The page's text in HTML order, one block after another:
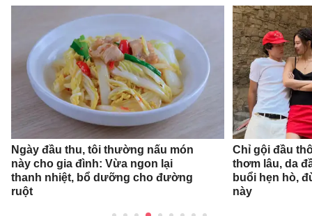
Ngày đầu thu, tôi thường nấu món
này cho gia đình: Vừa ngon lại
thanh nhiệt, bổ dưỡng cho đường
ruột
Chỉ gội đầu
thơm lâu, da
buổi hẹn hò,
này